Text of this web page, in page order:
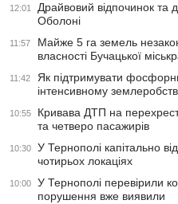
12:01
Драйвовий відпочинок та
Оболоні
11:57
Майже 5 га земель
власності Бучацької
11:42
Як підтримувати
інтенсивному
10:55
Кривава ДТП на
та четверо пасажирів
10:30
У Тернополі капітально
чотирьох локаціях
10:00
У Тернополі перевірили
порушення вже виявили